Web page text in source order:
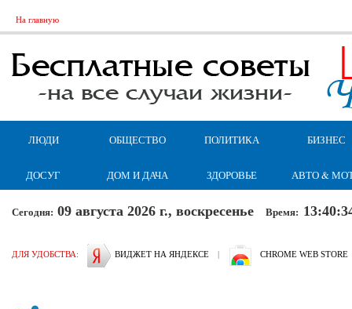
На главную
ЛЮДИ ОБЩЕСТВО ПОЛИТИКА БИЗНЕС
ДОСУГ ДОМ И ДАЧА ЗДОРОВЬЕ АВТО &
Сегодня: 09 августа 2026 г., воскресенье Время:
ДЛЯ УДОБСТВА: ВИДЖЕТ НА ЯНДЕКСЕ | CHROME WEB STORE